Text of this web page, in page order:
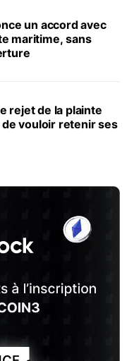
un accord avec
maritime, sans
rejet de la plainte
de vouloir retenir ses